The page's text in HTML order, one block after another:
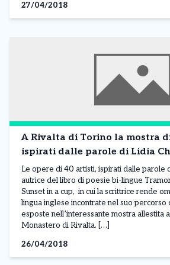
27/04/2018
A Rivalta di Torino la mostra
ispirati dalle parole di Lidia
Le opere di 40 artisti, ispirati dalle parole
autrice del libro di poesie bi-lingue
Sunset in a cup, in cui la scrittrice rende
lingua inglese incontrate nel suo percorso
esposte nell’interessante mostra allestita
Monastero di Rivalta. […]
26/04/2018